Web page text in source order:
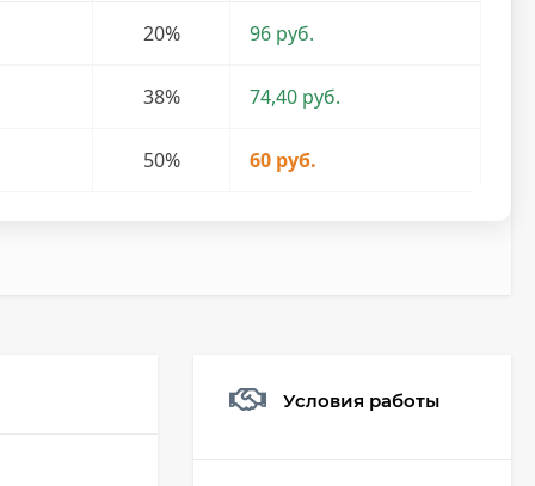
20% 96 руб.
38% 74,40 руб.
50% 60 руб.
Условия работы